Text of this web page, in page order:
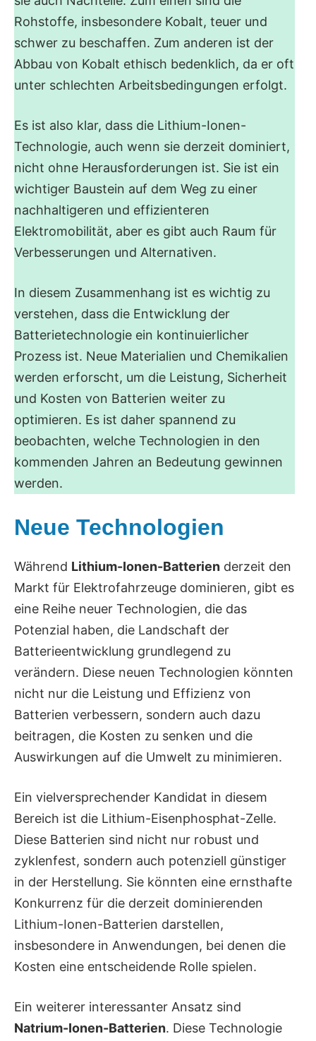
Rohstoffe, insbesondere Kobalt, teuer und
schwer zu beschaffen. Zum anderen ist der
Abbau von Kobalt ethisch bedenklich, da er oft
unter schlechten Arbeitsbedingungen erfolgt.
Es ist also klar, dass die Lithium-Ionen-
Technologie, auch wenn sie derzeit dominiert,
nicht ohne Herausforderungen ist. Sie ist ein
wichtiger Baustein auf dem Weg zu einer
nachhaltigeren und effizienteren
Elektromobilität, aber es gibt auch Raum für
Verbesserungen und Alternativen.
In diesem Zusammenhang ist es wichtig zu
verstehen, dass die Entwicklung der
Batterietechnologie ein kontinuierlicher
Prozess ist. Neue Materialien und Chemikalien
werden erforscht, um die Leistung, Sicherheit
und Kosten von Batterien weiter zu
optimieren. Es ist daher spannend zu
beobachten, welche Technologien in den
kommenden Jahren an Bedeutung gewinnen
werden.
Neue Technologien
Während Lithium-Ionen-Batterien derzeit den
Markt für Elektrofahrzeuge dominieren, gibt es
eine Reihe neuer Technologien, die das
Potenzial haben, die Landschaft der
Batterieentwicklung grundlegend zu
verändern. Diese neuen Technologien könnten
nicht nur die Leistung und Effizienz von
Batterien verbessern, sondern auch dazu
beitragen, die Kosten zu senken und die
Auswirkungen auf die Umwelt zu minimieren.
Ein vielversprechender Kandidat in diesem
Bereich ist die Lithium-Eisenphosphat-Zelle.
Diese Batterien sind nicht nur robust und
zyklenfest, sondern auch potenziell günstiger
in der Herstellung. Sie könnten eine ernsthafte
Konkurrenz für die derzeit dominierenden
Lithium-Ionen-Batterien darstellen,
insbesondere in Anwendungen, bei denen die
Kosten eine entscheidende Rolle spielen.
Ein weiterer interessanter Ansatz sind
Natrium-Ionen-Batterien. Diese Technologie